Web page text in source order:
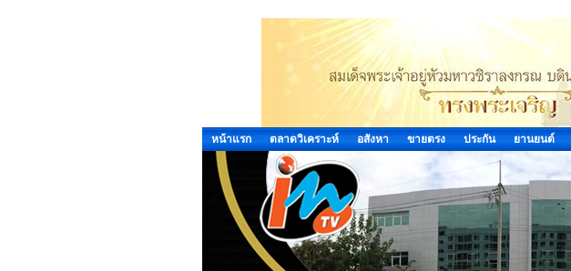
หน้าแรก ตลาดวิเคราะห์ อสังหา ขายตรง ประกัน ยานยนต์